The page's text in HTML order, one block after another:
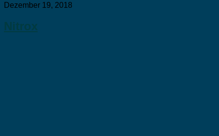
Dezember 19, 2018
Nitrox